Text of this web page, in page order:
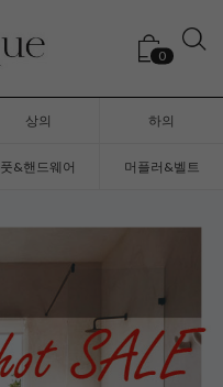
0
상의 하의
풋&핸드웨어 머플러&벨트